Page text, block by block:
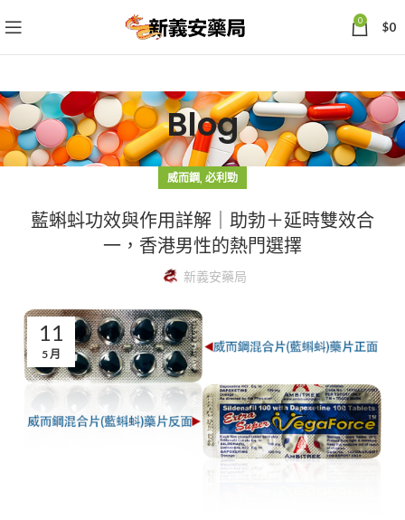
0 $0
Blog
威而鋼, 必利勁
藍蝌蚪功效與作用詳解｜助勃＋延時雙效合
一，香港男性的熱門選擇
新義安藥局
11
5 月